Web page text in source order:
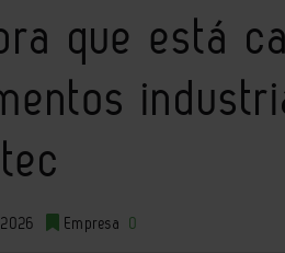
que está
Empresa 0